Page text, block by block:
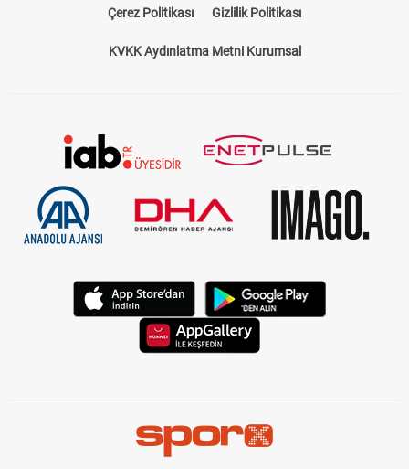
Çerez Politikası Gizlilik Politikası
KVKK Aydınlatma Metni Kurumsal